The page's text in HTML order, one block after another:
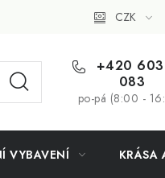
Slevový systémCZK
+420 603
083
po-pá (8:00 -
VYBAVENÍ KRÁSA